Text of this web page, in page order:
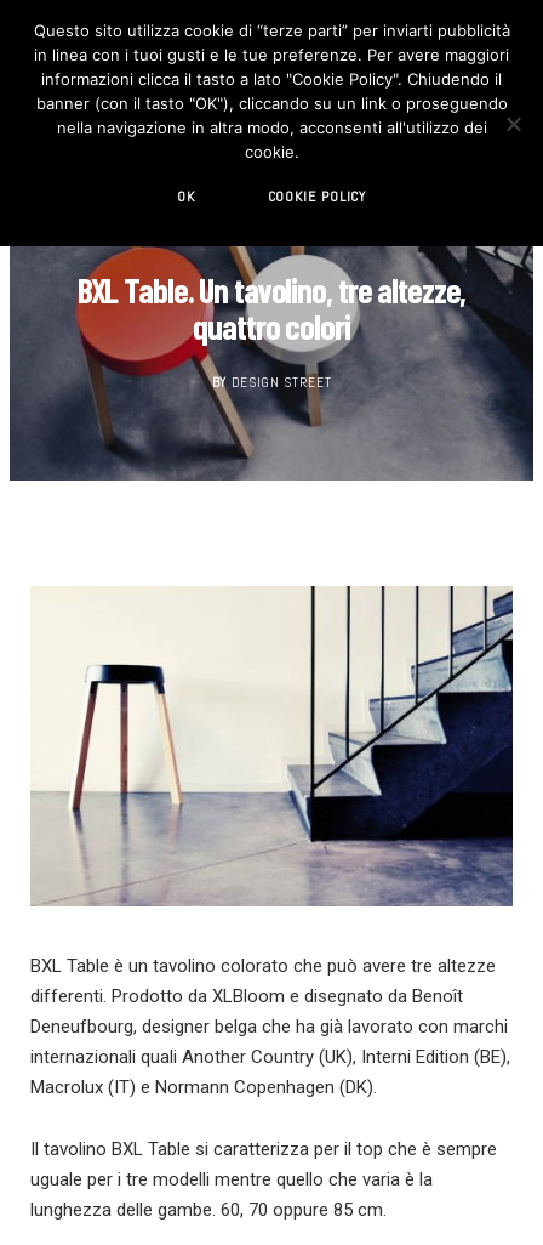
F
c
e
b
o
I
n
s
t
BXL Table. Un tavolino, tre altezze,
quattro colori
BY DESIGN STREET
BXL Table è un tavolino colorato che può avere tre altezze
differenti. Prodotto da XLBloom e disegnato da Benoît
Deneufbourg, designer belga che ha già lavorato con marchi
internazionali quali Another Country (UK), Interni Edition (BE),
Macrolux (IT) e Normann Copenhagen (DK).
Il tavolino BXL Table si caratterizza per il top che è sempre
uguale per i tre modelli mentre quello che varia è la
lunghezza delle gambe. 60, 70 oppure 85 cm.
Questo sito utilizza cookie di “terze parti” per inviarti pubblicità
in linea con i tuoi gusti e le tue preferenze. Per avere maggiori
informazioni clicca il tasto a lato "Cookie Policy". Chiudendo il
banner (con il tasto "OK"), cliccando su un link o proseguendo
nella navigazione in altra modo, acconsenti all'utilizzo dei
cookie.
OK COOKIE POLICY